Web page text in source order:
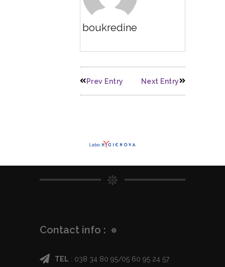
boukredine
Prev Entry Next Entry
Contact info :
TEL : 038 34 80 95/05 60 95 24 57